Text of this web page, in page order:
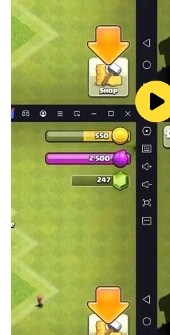
者的版權。此應用程序中的圖
們侵犯了版權，請告知我們，